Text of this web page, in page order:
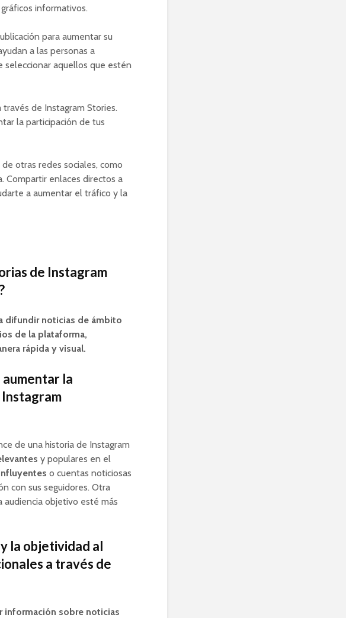
informativos.
para aumentar su
a las personas a
seleccionar aquellos que estén
través de Instagram Stories.
la participación de tus
otras redes sociales, como
Compartir enlaces directos a
a aumentar el tráfico y la
de Instagram
difundir noticias de ámbito
de la plataforma,
rápida y visual.
la
de una historia de Instagram
y populares en el
o cuentas noticiosas
con sus seguidores. Otra
audiencia objetivo esté más
la objetividad al
a través de
información sobre noticias